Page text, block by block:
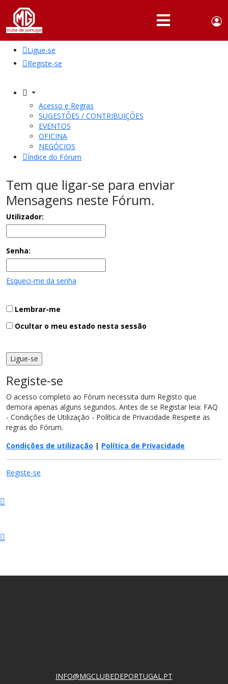
Portuguese,
English
QUEM
SOMOS
ATIVIDADES
NOTÍCIAS
FÓRUM
Ligue-se
Registe-se
Acesso e Regras
SUGESTÕES / CONTRIBUIÇÕES
EVENTOS
OFICINA
NEGÓCIOS
Índice do Fórum
Tem que ligar-se para enviar
Mensagens neste Fórum.
Utilizador:
Senha:
Esqueci-me da senha
Lembrar-me
Ocultar o meu estado nesta sessão
Registe-se
O acesso completo ao Fórum necessita dum Registo que
demora apenas alguns segundos. Antes de se Registar leia: FAQ
- Condições de Utilização - Política de Privacidade Respeite as
regras do Fórum.
Condições de utilização | Política de Privacidade
Registe-se
INFO@MGCLUBEDEPORTUGAL.PT